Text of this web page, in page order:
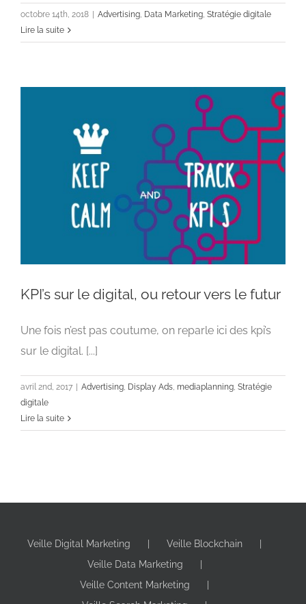
octobre 14th, 2018 Advertising, Data Marketing, Stratégie digitale
Lire la suite
KPI’s sur le digital, ou retour vers le futur
Advertising Display Ads mediaplanning Stratégie digitale
KPI’s sur le digital, ou retour vers le futur
Une fois n’est pas coutume, on reparle ici des kpi’s
sur le digital. [...]
avril 2nd, 2017 Advertising, Display Ads, mediaplanning, Stratégie
digitale
Lire la suite
Veille Digital Marketing
Veille Blockchain
Veille Data Marketing
Veille Content Marketing